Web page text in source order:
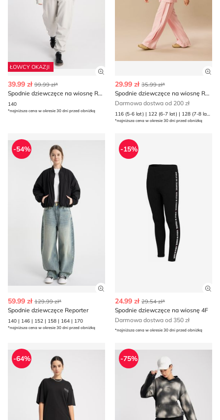
ŁOWCY OKAZJI
Zobacz szczegóły produktu
39.99 zł 99.99 zł*
Spodnie dziewczęce na wiosnę Reporter
140
*najniższa cena w okresie 30 dni przed obniżką
29.99 zł 35.99 zł*
Spodnie dziewczęce na wiosnę Reserved
Darmowa dostwa od 200 zł
116 (5-6 lat) | 122 (6-7 lat) | 128 (7-8 lat) | 134 (8 lat) | 140 (9 lat) | 146 (10 lat) | 152 (11 lat) | 158 (12 lat) | 164 (13 lat)
*najniższa cena w okresie 30 dni przed obniżką
Spodnie dziewczęce Reporter
-54%
Zobacz szczegóły produktu
59.99 zł 129.99 zł*
Spodnie dziewczęce Reporter
140 | 146 | 152 | 158 | 164 | 170
*najniższa cena w okresie 30 dni przed obniżką
Spodnie dziewczęce na
-15%
24.99 zł 29.54 zł*
Spodnie dziewczęce na wiosnę 4F
Darmowa dostwa od 350 zł
*najniższa cena w okresie 30 dni przed obniżką
Spodnie dziewczęce na jesień Reporter
-64%
Spodnie dziewczęce
-75%